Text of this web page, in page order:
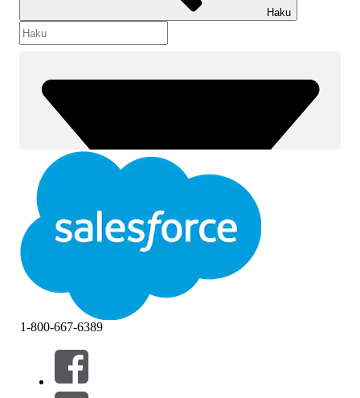
Haku
Suodattimet (0)
VALITSE SUODATTIMET
1-800-667-6389